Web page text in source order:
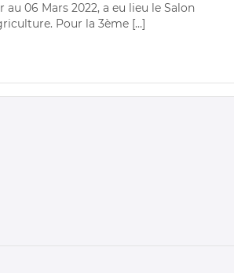
au 06 Mars 2022, a eu lieu le Salon
Pour la 3ème […]